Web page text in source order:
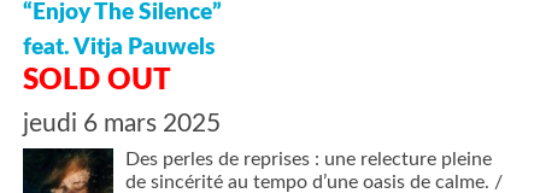
“Enjoy The Silence”
feat. Vitja Pauwels
SOLD OUT
jeudi 6 mars 2025
Des perles de reprises : une relecture pleine
de sincérité au tempo d’une oasis de calme. /